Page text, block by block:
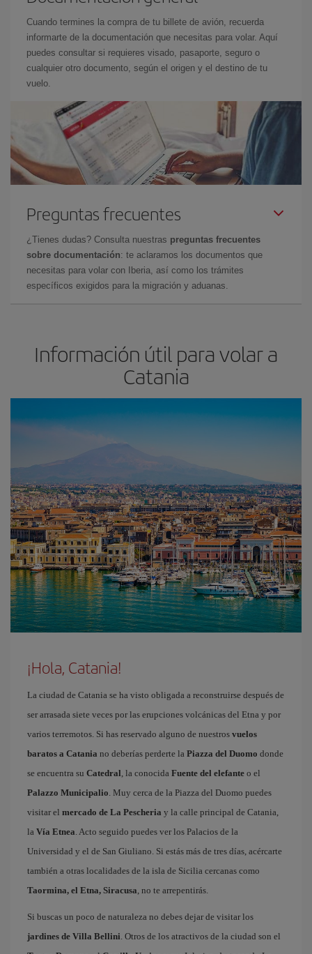
Cuando termines la compra de tu billete de avión, recuerda
informarte de la documentación que necesitas para volar. Aquí
puedes consultar si requieres visado, pasaporte, seguro o
cualquier otro documento, según el origen y el destino de tu
vuelo.
Preguntas frecuentes
¿Tienes dudas? Consulta nuestras preguntas frecuentes
sobre documentación: te aclaramos los documentos que
necesitas para volar con Iberia, así como los trámites
específicos exigidos para la migración y aduanas.
Información útil para volar a
Catania
¡Hola, Catania!
La ciudad de Catania se ha visto obligada a reconstruirse después de
ser arrasada siete veces por las erupciones volcánicas del Etna y por
varios terremotos. Si has reservado alguno de nuestros vuelos
baratos a Catania no deberías perderte la Piazza del Duomo donde
se encuentra su Catedral , la conocida Fuente del elefante o el
Palazzo Municipalio . Muy cerca de la Piazza del Duomo puedes
visitar el mercado de La Pescheria y la calle principal de Catania,
la Vía Etnea . Acto seguido puedes ver los Palacios de la
Universidad y el de San Giuliano. Si estás más de tres días, acércarte
también a otras localidades de la isla de Sicilia cercanas como
Taormina, el Etna, Siracusa , no te arrepentirás.
Si buscas un poco de naturaleza no debes dejar de visitar los
jardines de Villa Bellini . Otros de los atractivos de la ciudad son el